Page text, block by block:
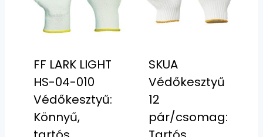
FF LARK LIGHT
HS-04-010
Védőkesztyű:
Könnyű,
SKUA
Védőkesztyű
12
pár/csomag: